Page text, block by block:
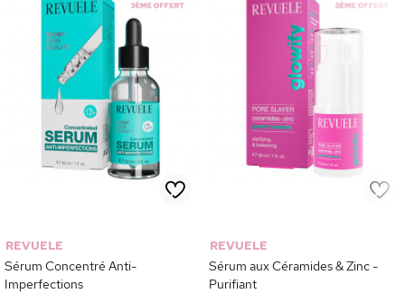
REVUELE
Sérum Concentré Anti-
Imperfections
REVUELE
Sérum aux Céramides & Zinc -
Purifiant